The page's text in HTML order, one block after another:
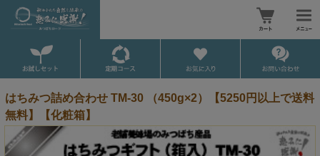
はちみつ詰め合わせ TM-30 （450g×2）【5250円以上で送料
無料】【化粧箱】